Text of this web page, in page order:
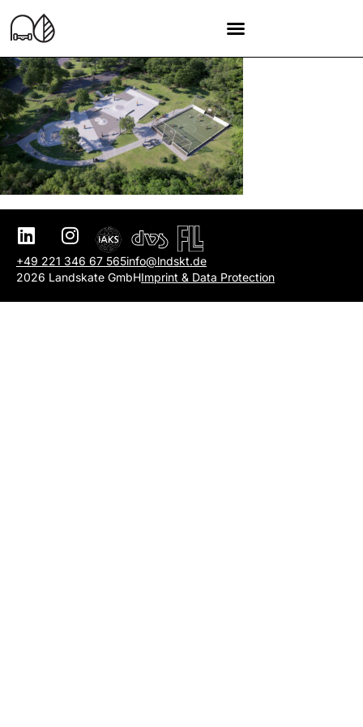
+49 221 346 67 565info@lndskt.de
2026 Landskate GmbHImprint & Data Protection